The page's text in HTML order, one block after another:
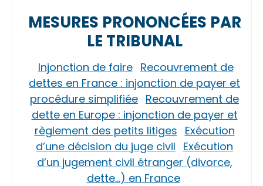
MESURES PRONONCÉES PAR
LE TRIBUNAL
Injonction de faire Recouvrement de
dettes en France : injonction de payer et
procédure simplifiée Recouvrement de
dette en Europe : injonction de payer et
règlement des petits litiges Exécution
d’une décision du juge civil Exécution
d’un jugement civil étranger (divorce,
dette…) en France